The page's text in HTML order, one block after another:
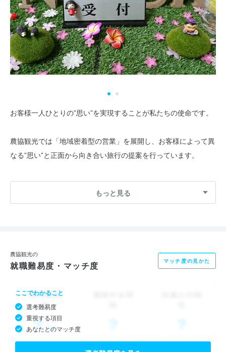
お客様一人ひとりの”思い”を実現することが私たちの使命です。
農協観光では「地域密着型の営業」を展開し、お客様によって異
なる”思い”と正面から向き合い旅行の提案を行っています。
インターネットの台頭により観光地の情報を手軽に得られる今だ
からこそ、「観光地を訪れて名所や旧跡、自然を楽しむこと」だ
たとえば、旅行を通じてお客様が新たな発見や学びを得ること。
旅行の参加者同士や現地の人々との交流を深めること。
私たちは、お客様の“ふれあいコーディネーター”として、“発
見”や”学び”、“人とのつながり”を感じられるような旅行を通じ
て”喜び”と”感動”を提供しています。
もっと見る
農協観光の
就職難易度・マッチ度 マッチ度の見かた
ここでわかること
選考難易度
重視する項目
あなたとのマッチ度